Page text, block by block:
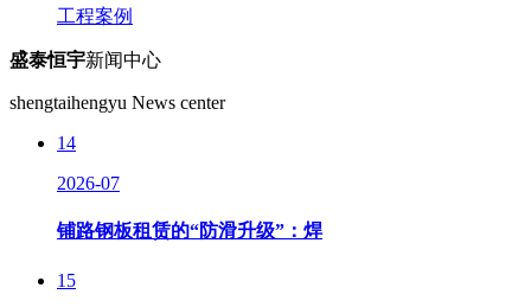
工程案例
盛泰恒宇新闻中心
shengtaihengyu News center
14
2026-07
铺路钢板租赁的“防滑升级”：焊
15